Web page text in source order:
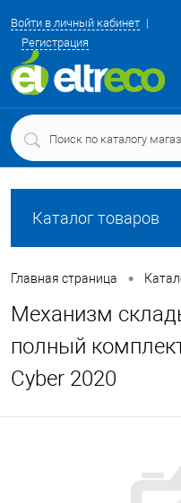
Войти в личный кабинет
Регистрация
Каталог товаров
Главная страница •
Механизм
полный
Cyber 2020